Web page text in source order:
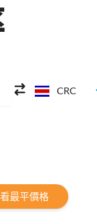
CRC
最平價格